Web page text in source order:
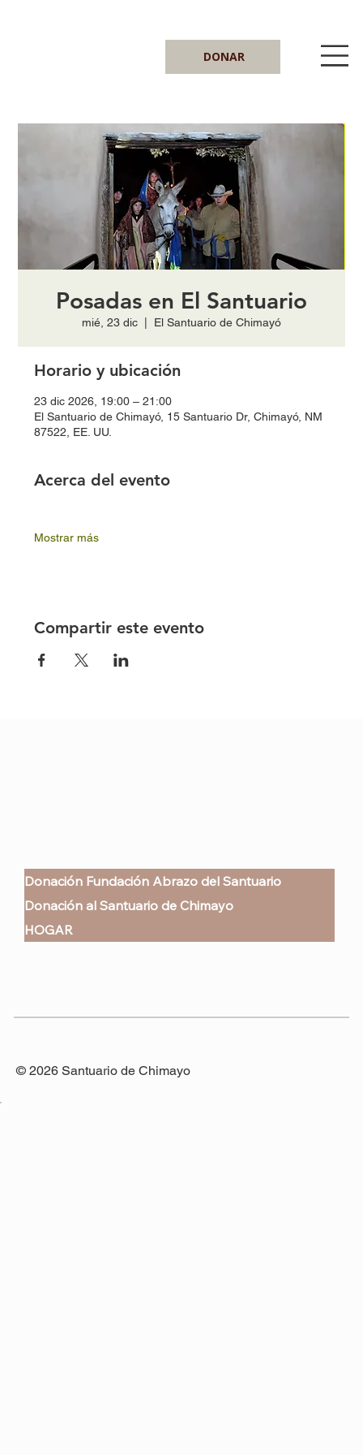
DONAR
Posadas en El Santuario
mié, 23 dic El Santuario de Chimayó
Horario y ubicación
23 dic 2026, 19:00 – 21:00
El Santuario de Chimayó, 15 Santuario Dr, Chimayó, NM
87522, EE. UU.
Acerca del evento
Mostrar más
Compartir este evento
Donación Fundación Abrazo del Santuario
Donación al Santuario de Chimayo
HOGAR
© 2026 Santuario de Chimayo